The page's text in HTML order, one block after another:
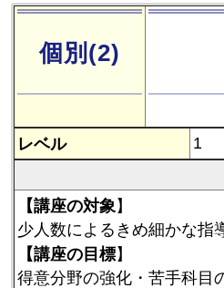
個別(2)
レベル 1
【講座の対象 】
少人数によるきめ細かな指
【講座の目標】
得意分野の強化・苦手科目